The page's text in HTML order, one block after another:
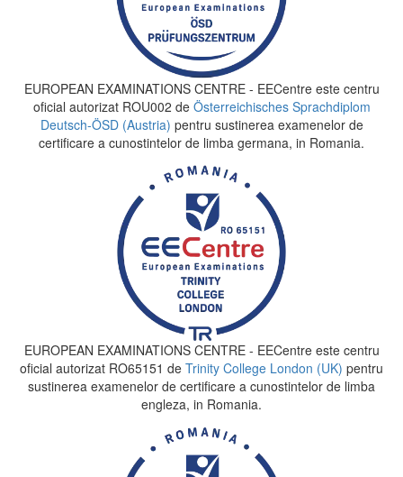
EUROPEAN EXAMINATIONS CENTRE - EECentre este centru
oficial autorizat ROU002 deÖsterreichisches Sprachdiplom
Deutsch-ÖSD (Austria) pentru sustinerea examenelor de
certificare a cunostintelor de limba germana, in Romania.
EUROPEAN EXAMINATIONS CENTRE - EECentre este centru
oficial autorizat RO65151 de Trinity College London (UK) pentru
sustinerea examenelor de certificare a cunostintelor de limba
engleza, in Romania.